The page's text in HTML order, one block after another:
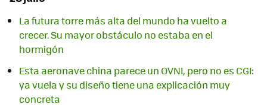
La futura torre más alta del mundo ha vuelto a
crecer. Su mayor obstáculo no estaba en el
hormigón
Esta aeronave china parece un OVNI, pero no es CGI:
ya vuela y su diseño tiene una explicación muy
concreta